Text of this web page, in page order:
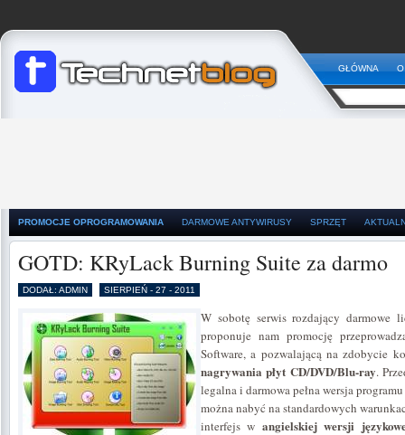
GŁÓWNA
PROMOCJE OPROGRAMOWANIA DARMOWE ANTYWIRUSY SPRZĘT
GOTD: KRyLack Burning Suite za darmo
DODAŁ: ADMIN SIERPIEŃ - 27 - 2011
W sobotę serwis rozdający darmowe
proponuje nam promocję
Software, a pozwalającą na zdobycie
nagrywania płyt CD/DVD/Blu-ray.
legalna i darmowa pełna wersja
można nabyć na standardowych
interfejs w angielskiej wersji